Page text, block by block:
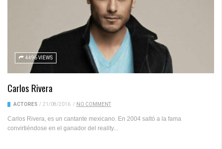
4496 VIEWS
Carlos Rivera
ACTORES / 21/08/2016 / NO COMMENT
Carlos Rivera, es un cantante mexicano. En 2004 saltó a la fama
convirtiéndose en el ganador del reality...